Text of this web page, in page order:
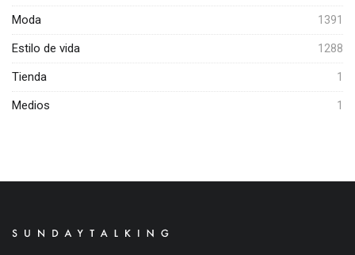
Moda 1391
Estilo de vida 1288
Tienda 1
Medios 1